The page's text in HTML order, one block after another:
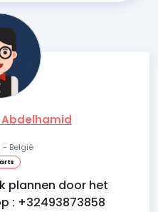
Abdelhamid
- België
plannen door het
: +32493873858